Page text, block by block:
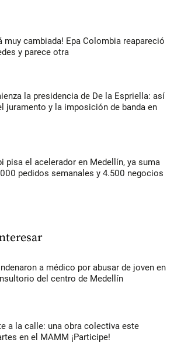
muy cambiada! Epa Colombia reapareció
y parece otra
la presidencia de De la Espriella: así
juramento y la imposición de banda en
pisa el acelerador en Medellín, ya suma
pedidos semanales y 4.500 negocios
a médico por abusar de joven en
del centro de Medellín
a la calle: una obra colectiva este
en el MAMM ¡Participe!